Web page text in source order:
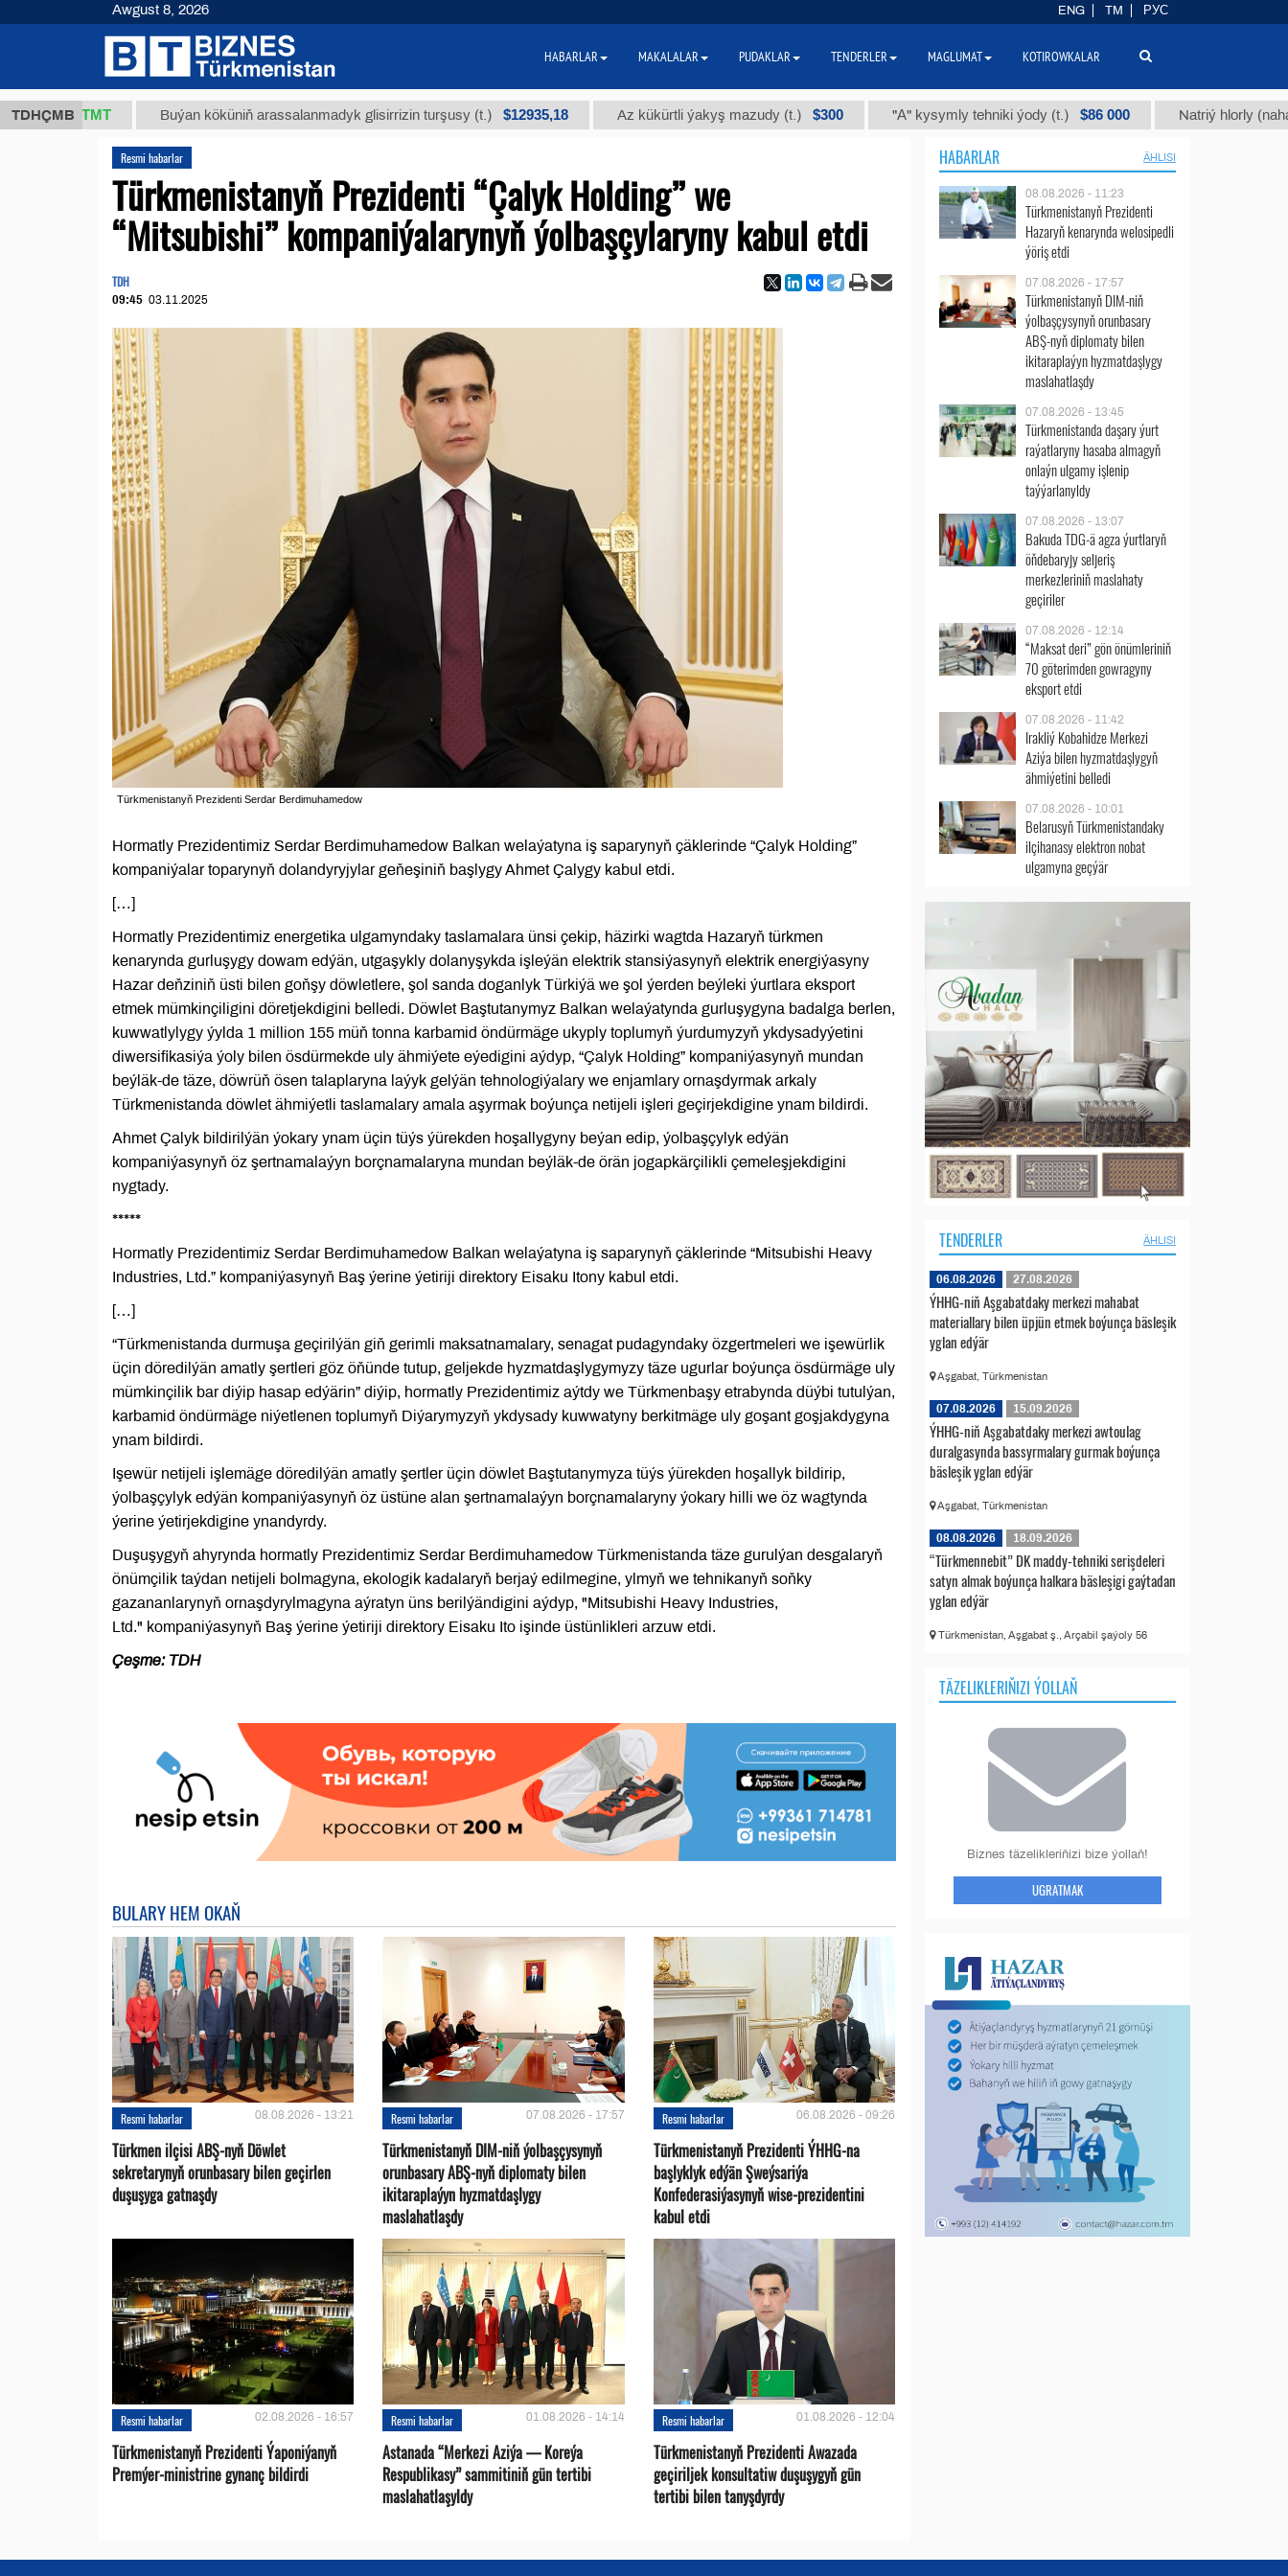
TDHÇMB
37,8 ТМТ Buýan köküniň arassalanmadyk glisirrizin turşusy (t.) $12935,18 Az kükürtli ýakyş mazudy (t.) $300 "А" kysymly tehniki ýody (t.) $86 000 Natriý hlorly (nahar
Resmi habarlar
Türkmenistanyň Prezidenti “Çalyk Holding” we
“Mitsubishi” kompaniýalarynyň ýolbaşçylaryny kabul etdi
TDH
09:45 03.11.2025
Türkmenistanyň Prezidenti Serdar Berdimuhamedow
Hormatly Prezidentimiz Serdar Berdimuhamedow Balkan welaýatyna iş saparynyň çäklerinde “Çalyk Holding”
kompaniýalar toparynyň dolandyryjylar geňeşiniň başlygy Ahmet Çalygy kabul etdi.
[…]
Hormatly Prezidentimiz energetika ulgamyndaky taslamalara ünsi çekip, häzirki wagtda Hazaryň türkmen
kenarynda gurluşygy dowam edýän, utgaşykly dolanyşykda işleýän elektrik stansiýasynyň elektrik energiýasyny
Hazar deňziniň üsti bilen goňşy döwletlere, şol sanda doganlyk Türkiýä we şol ýerden beýleki ýurtlara eksport
etmek mümkinçiligini döretjekdigini belledi. Döwlet Baştutanymyz Balkan welaýatynda gurluşygyna badalga berlen,
kuwwatlylygy ýylda 1 million 155 müň tonna karbamid öndürmäge ukyply toplumyň ýurdumyzyň ykdysadyýetini
diwersifikasiýa ýoly bilen ösdürmekde uly ähmiýete eýedigini aýdyp, “Çalyk Holding” kompaniýasynyň mundan
beýläk-de täze, döwrüň ösen talaplaryna laýyk gelýän tehnologiýalary we enjamlary ornaşdyrmak arkaly
Türkmenistanda döwlet ähmiýetli taslamalary amala aşyrmak boýunça netijeli işleri geçirjekdigine ynam bildirdi.
Ahmet Çalyk bildirilýän ýokary ynam üçin tüýs ýürekden hoşallygyny beýan edip, ýolbaşçylyk edýän
kompaniýasynyň öz şertnamalaýyn borçnamalaryna mundan beýläk-de örän jogapkärçilikli çemeleşjekdigini
nygtady.
*****
Hormatly Prezidentimiz Serdar Berdimuhamedow Balkan welaýatyna iş saparynyň çäklerinde “Mitsubishi Heavy
Industries, Ltd.” kompaniýasynyň Baş ýerine ýetiriji direktory Eisaku Itony kabul etdi.
[…]
“Türkmenistanda durmuşa geçirilýän giň gerimli maksatnamalary, senagat pudagyndaky özgertmeleri we işewürlik
üçin döredilýän amatly şertleri göz öňünde tutup, geljekde hyzmatdaşlygymyzy täze ugurlar boýunça ösdürmäge uly
mümkinçilik bar diýip hasap edýärin” diýip, hormatly Prezidentimiz aýtdy we Türkmenbaşy etrabynda düýbi tutulýan,
karbamid öndürmäge niýetlenen toplumyň Diýarymyzyň ykdysady kuwwatyny berkitmäge uly goşant goşjakdygyna
ynam bildirdi.
Işewür netijeli işlemäge döredilýän amatly şertler üçin döwlet Baştutanymyza tüýs ýürekden hoşallyk bildirip,
ýolbaşçylyk edýän kompaniýasynyň öz üstüne alan şertnamalaýyn borçnamalaryny ýokary hilli we öz wagtynda
ýerine ýetirjekdigine ynandyrdy.
Duşuşygyň ahyrynda hormatly Prezidentimiz Serdar Berdimuhamedow Türkmenistanda täze gurulýan desgalaryň
önümçilik taýdan netijeli bolmagyna, ekologik kadalaryň berjaý edilmegine, ylmyň we tehnikanyň soňky
gazananlarynyň ornaşdyrylmagyna aýratyn üns berilýändigini aýdyp, "Mitsubishi Heavy Industries,
Ltd." kompaniýasynyň Baş ýerine ýetiriji direktory Eisaku Ito işinde üstünlikleri arzuw etdi.
Çeşme: TDH
BULARY HEM OKAŇ
Resmi habarlar 08.08.2026 - 13:21
Türkmen ilçisi ABŞ-nyň Döwlet
sekretarynyň orunbasary bilen geçirlen
duşuşyga gatnaşdy
Resmi habarlar 07.08.2026 - 17:57
Türkmenistanyň DIM-niň ýolbaşçysynyň
orunbasary ABŞ-nyň diplomaty bilen
ikitaraplaýyn hyzmatdaşlygy
maslahatlaşdy
Resmi habarlar 06.08.2026 - 09:26
Türkmenistanyň Prezidenti ÝHHG-na
başlyklyk edýän Şweýsariýa
Konfederasiýasynyň wise-prezidentini
kabul etdi
Resmi habarlar 02.08.2026 - 16:57
Türkmenistanyň Prezidenti Ýaponiýanyň
Premýer-ministrine gynanç bildirdi
Resmi habarlar 01.08.2026 - 14:14
Astanada “Merkezi Aziýa — Koreýa
Respublikasy” sammitiniň gün tertibi
maslahatlaşyldy
Resmi habarlar 01.08.2026 - 12:04
Türkmenistanyň Prezidenti Awazada
geçiriljek konsultatiw duşuşygyň gün
tertibi bilen tanyşdyrdy
HABARLAR ÄHLISI
08.08.2026 - 11:23
Türkmenistanyň Prezidenti
Hazaryň kenarynda welosipedli
ýöriş etdi
07.08.2026 - 17:57
Türkmenistanyň DIM-niň
ýolbaşçysynyň orunbasary
ABŞ-nyň diplomaty bilen
ikitaraplaýyn hyzmatdaşlygy
maslahatlaşdy
07.08.2026 - 13:45
Türkmenistanda daşary ýurt
raýatlaryny hasaba almagyň
onlaýn ulgamy işlenip
taýýarlanyldy
07.08.2026 - 13:07
Bakuda TDG-ä agza ýurtlaryň
öňdebaryjy seljeriş
merkezleriniň maslahaty
geçiriler
07.08.2026 - 12:14
“Maksat deri” gön önümleriniň
70 göterimden gowragyny
eksport etdi
07.08.2026 - 11:42
Irakliý Kobahidze Merkezi
Aziýa bilen hyzmatdaşlygyň
ähmiýetini belledi
07.08.2026 - 10:01
Belarusyň Türkmenistandaky
ilçihanasy elektron nobat
ulgamyna geçýär
TENDERLER ÄHLISI
06.08.2026 27.08.2026
ÝHHG-niň Aşgabatdaky merkezi mahabat
materiallary bilen üpjün etmek boýunça bäsleşik
yglan edýär
Aşgabat, Türkmenistan
07.08.2026 15.09.2026
ÝHHG-niň Aşgabatdaky merkezi awtoulag
duralgasynda bassyrmalary gurmak boýunça
bäsleşik yglan edýär
Aşgabat, Türkmenistan
08.08.2026 18.09.2026
“Türkmennebit” DK maddy-tehniki serişdeleri
satyn almak boýunça halkara bäsleşigi gaýtadan
yglan edýär
Türkmenistan, Aşgabat ş., Arçabil şaýoly 56
TÄZELIKLERIŇIZI ÝOLLAŇ
Biznes täzelikleriňizi bize ýollaň!
UGRATMAK
Awgust 8, 2026 ENG TM РУС
HABARLAR MAKALALAR PUDAKLAR TENDERLER MAGLUMAT KOTIROWKALAR